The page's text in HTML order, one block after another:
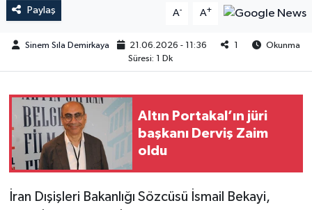
Paylaş A- A+
Sinem Sıla Demirkaya 21.06.2026 - 11:36 1
Okunma
Süresi: 1 Dk
Altın Portakal’ın jüri
başkanı Derviş Zaim
oldu
İran Dışişleri Bakanlığı Sözcüsü İsmail Bekayi,